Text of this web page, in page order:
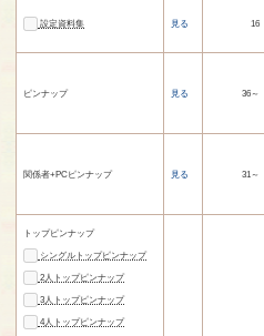
設定資料集 見る 16
ピンナップ 見る 36～
関係者+PCピンナップ 見る 31～
トップピンナップ
シングルトップピンナップ
2人トップピンナップ
3人トップピンナップ
4人トップピンナップ